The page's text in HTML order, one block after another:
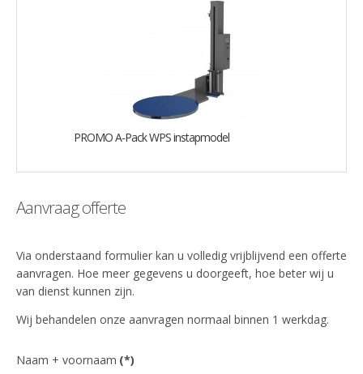
PROMO A-Pack WPS instapmodel
Aanvraag offerte
Via onderstaand formulier kan u volledig vrijblijvend een offerte
aanvragen. Hoe meer gegevens u doorgeeft, hoe beter wij u
van dienst kunnen zijn.
Wij behandelen onze aanvragen normaal binnen 1 werkdag.
Naam + voornaam (*)